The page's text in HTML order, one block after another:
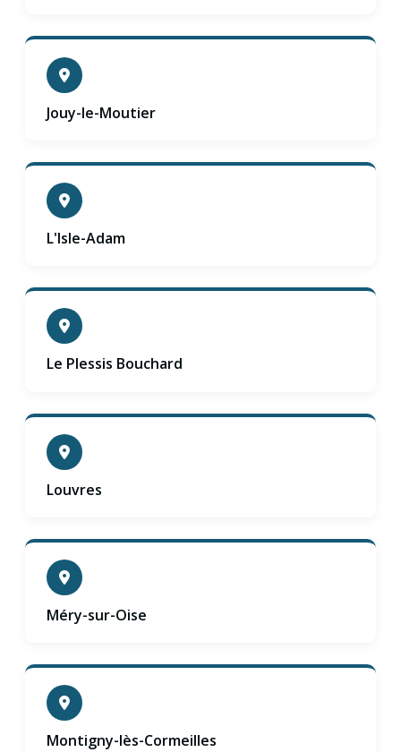
Jouy-le-Moutier
L'Isle-Adam
Le Plessis Bouchard
Louvres
Méry-sur-Oise
Montigny-lès-Cormeilles